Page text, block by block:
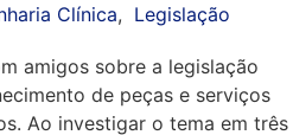
Clínica, Legislação
amigos sobre a legislação
de peças e serviços
Ao investigar o tema em três